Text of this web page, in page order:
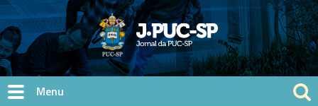
Pular para o conteúdo principal